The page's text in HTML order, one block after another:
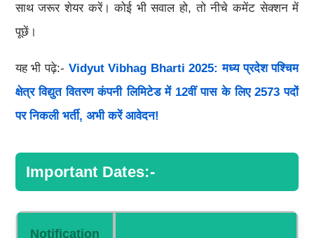
साथ जरूर शेयर करें। कोई भी सवाल हो, तो नीचे कमेंट सेक्शन में
पूछें।
यह भी पढ़े:- Vidyut Vibhag Bharti 2025: मध्य प्रदेश पश्चिम
क्षेत्र विद्युत वितरण कंपनी लिमिटेड में 12वीं पास के लिए 2573 पदों
पर निकली भर्ती, अभी करें आवेदन!
Important Dates:-
Notification